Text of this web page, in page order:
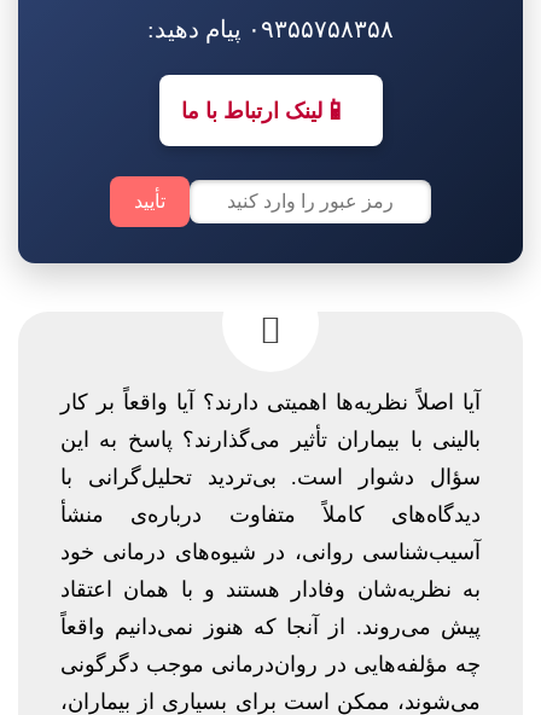
۰۹۳۵۵۷۵۸۳۵۸ پیام دهید:
📱لینک ارتباط با ما
تأیید
آیا اصلاً نظریه‌ها اهمیتی دارند؟ آیا واقعاً بر کار
بالینی با بیماران تأثیر می‌گذارند؟ پاسخ به این
سؤال دشوار است. بی‌تردید تحلیل‌گرانی با
دیدگاه‌های کاملاً متفاوت درباره‌ی منشأ
آسیب‌شناسی روانی، در شیوه‌های درمانی خود
به نظریه‌شان وفادار هستند و با همان اعتقاد
پیش می‌روند. از آنجا که هنوز نمی‌دانیم واقعاً
چه مؤلفه‌هایی در روان‌درمانی موجب دگرگونی
می‌شوند، ممکن است برای بسیاری از بیماران،